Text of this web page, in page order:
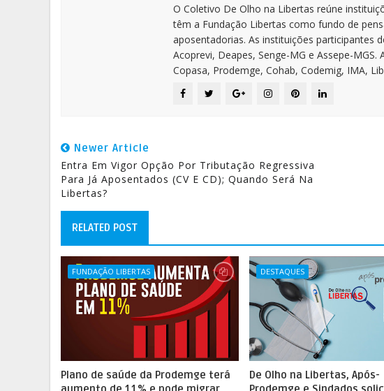
O Coletivo De Olho na Libertas reúne
têm a Fundação Libertas como fundo de
aposentadorias. As instituições participantes
Acoprevi, Deapes, Senge-MG e Assepe-
Copasa, Prodemge, Cohab, Codemig, IMA,
Newer Article
Entra Em Vigor Opção Por Tributação Regressiva
Para Já Aposentados (CV E CD); Quando Será Na
Libertas?
RELATED POST
FUNDAÇÃO LIBERTAS
Plano de saúde da Prodemge terá
DESTAQUES
De Olho na Libertas, Após-